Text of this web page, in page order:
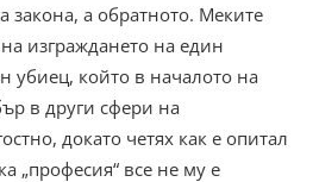
закона, а обратното. Меките
изграждането на един
убиец, който в началото на
в други сфери на
докато четях как е опитал
„професия“ все не му е